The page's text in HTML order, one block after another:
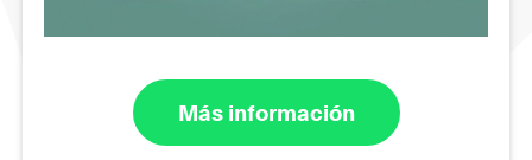
Más información